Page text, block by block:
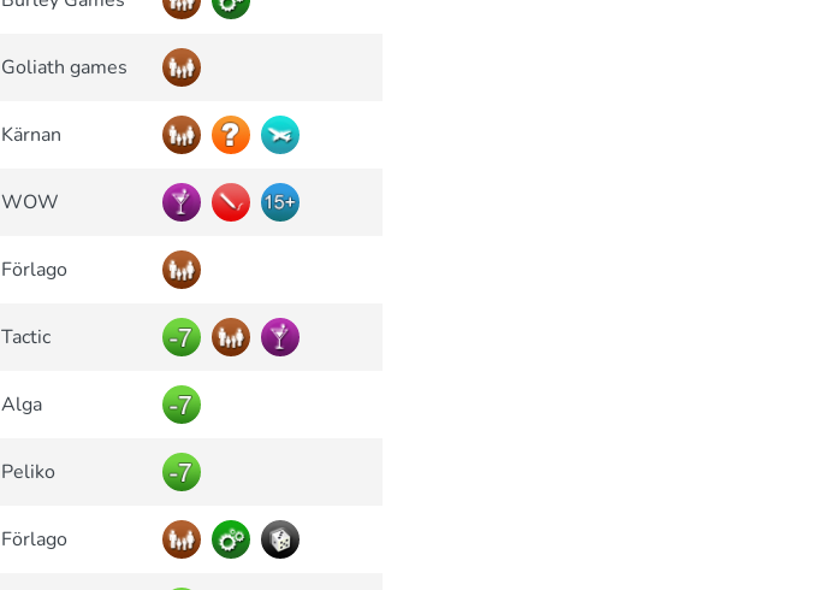
Goliath games
Kärnan
WOW
Förlago
Tactic
Alga
Peliko
Förlago